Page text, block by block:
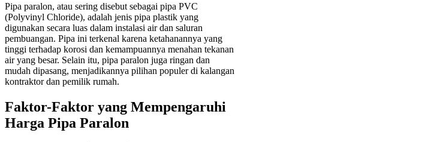
Pipa paralon, atau sering disebut sebagai pipa PVC
(Polyvinyl Chloride), adalah jenis pipa plastik yang
digunakan secara luas dalam instalasi air dan saluran
pembuangan. Pipa ini terkenal karena ketahanannya yang
tinggi terhadap korosi dan kemampuannya menahan tekanan
air yang besar. Selain itu, pipa paralon juga ringan dan
mudah dipasang, menjadikannya pilihan populer di kalangan
kontraktor dan pemilik rumah.
Faktor-Faktor yang Mempengaruhi
Harga Pipa Paralon